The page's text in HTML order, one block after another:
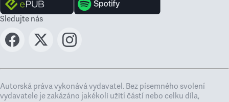
Sledujte nás
Autorská práva vykonává vydavatel. Bez písemného svolení
vydavatele je zakázáno jakékoli užití částí nebo celku díla,